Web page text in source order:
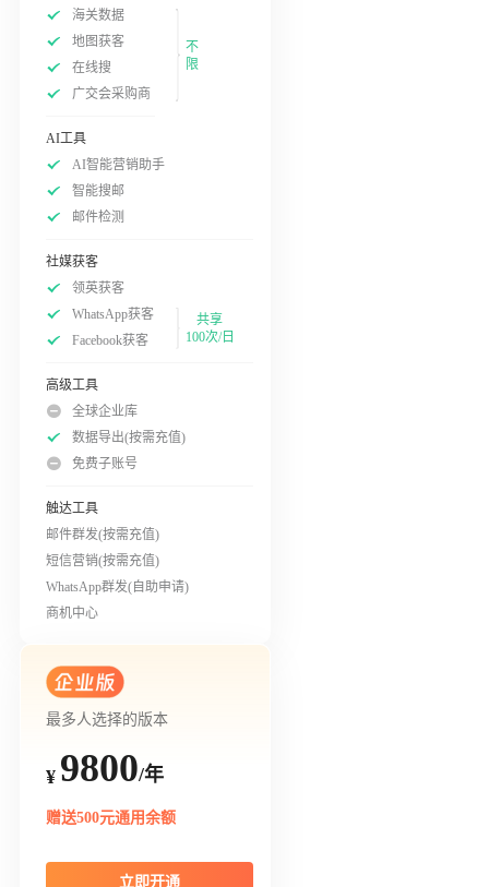
海关数据
地图获客
在线搜
广交会采购商
不
限
AI工具
AI智能营销助手
智能搜邮
邮件检测
社媒获客
领英获客
WhatsApp获客
Facebook获客
共享
100次/日
高级工具
全球企业库
数据导出(按需充值)
免费子账号
触达工具
邮件群发(按需充值)
短信营销(按需充值)
WhatsApp群发(自助申请)
商机中心
最多人选择的版本
¥ 9800/年
赠送500元通用余额
立即开通